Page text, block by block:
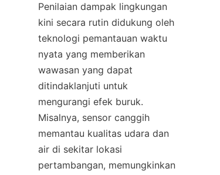
Penilaian dampak lingkungan
kini secara rutin didukung oleh
teknologi pemantauan waktu
nyata yang memberikan
wawasan yang dapat
ditindaklanjuti untuk
mengurangi efek buruk.
Misalnya, sensor canggih
memantau kualitas udara dan
air di sekitar lokasi
pertambangan, memungkinkan